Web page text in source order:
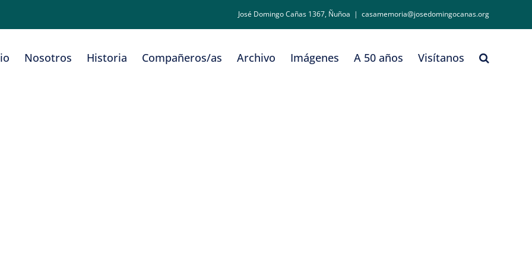
José Domingo Cañas 1367, Ñuñoa | casamemoria@josedomingocanas.org
Nosotros Historia Compañeros/as Archivo Imágenes A 50 años Visítanos